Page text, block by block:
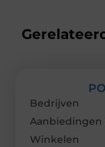
Bedrijven
Aanbiedingen
Winkelen